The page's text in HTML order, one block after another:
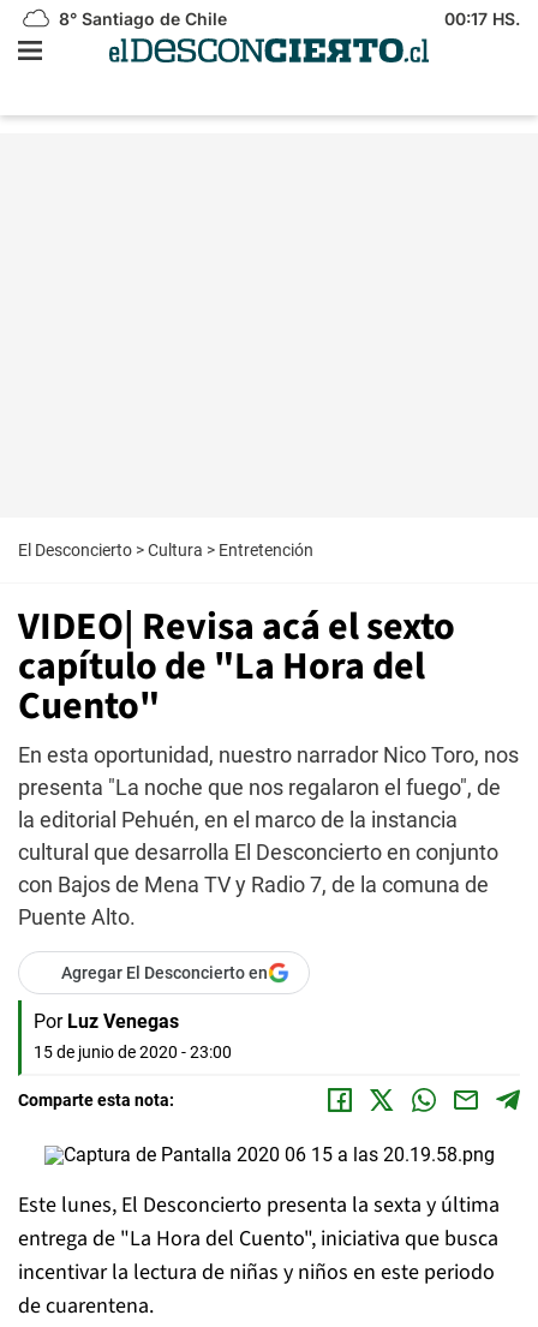
8° Santiago de Chile 00:17 HS.
El Desconcierto >Cultura > Entretención
VIDEO| Revisa acá el sexto
capítulo de "La Hora del
Cuento"
En esta oportunidad, nuestro narrador Nico Toro, nos
presenta "La noche que nos regalaron el fuego", de
la editorial Pehuén, en el marco de la instancia
cultural que desarrolla El Desconcierto en conjunto
con Bajos de Mena TV y Radio 7, de la comuna de
Puente Alto.
Agregar El Desconcierto en
Por Luz Venegas
15 de junio de 2020 - 23:00
Comparte esta nota:
Este lunes, El Desconcierto presenta la sexta y última
entrega de "La Hora del Cuento", iniciativa que busca
incentivar la lectura de niñas y niños en este periodo
de cuarentena.